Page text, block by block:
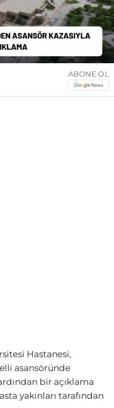
ABONE OL
Hastanesi,
asansöründe
bir açıklama
yakınları tarafından